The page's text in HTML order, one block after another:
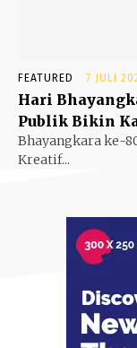
FEATURED 7 JULI
Hari
Publik Bikin
Bhayangkara ke-
Kreatif...